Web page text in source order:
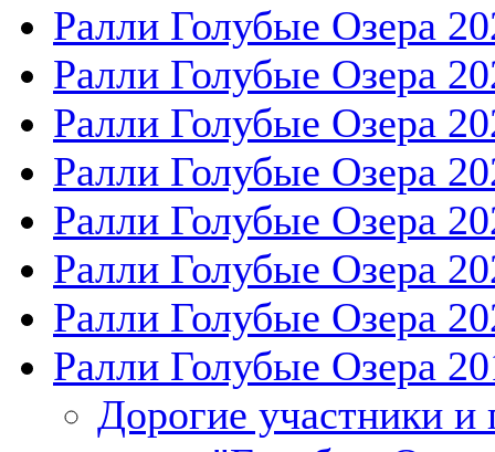
Ралли Голубые Озера
Ралли Голубые Озера
Ралли Голубые Озера
Ралли Голубые Озера
Ралли Голубые Озера
Ралли Голубые Озера
Ралли Голубые Озера
Ралли Голубые Озера
Дорогие участники и